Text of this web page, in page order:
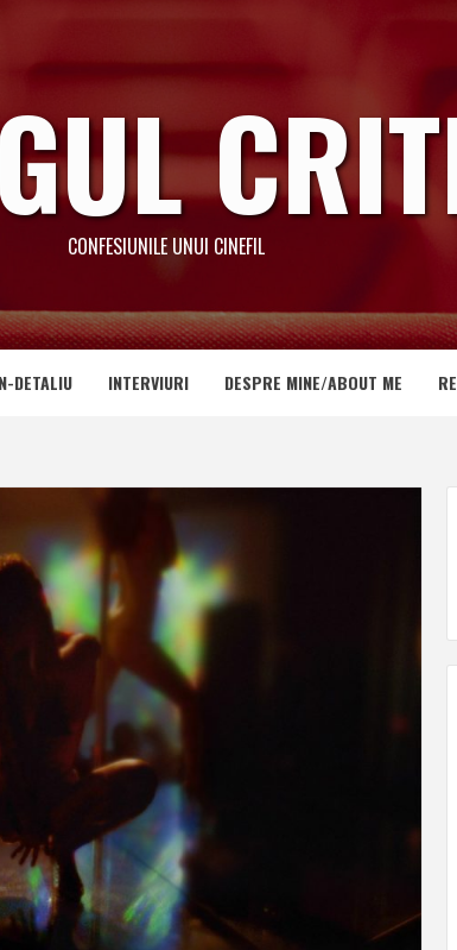
CONFESIUNILE UNUI CINEFIL
DETALIU INTERVIURI DESPRE MINE/ABOUT ME